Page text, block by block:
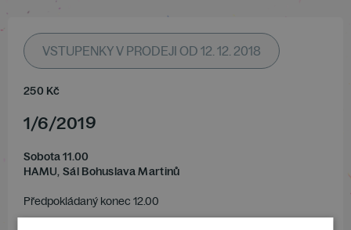
VSTUPENKY V PRODEJI OD 12. 12. 2018
250 Kč
1/6/2019
Sobota 11.00
HAMU, Sál Bohuslava Martinů
Předpokládaný konec 12.00